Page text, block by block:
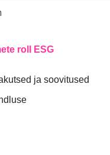
roll ESG
ja soovitused